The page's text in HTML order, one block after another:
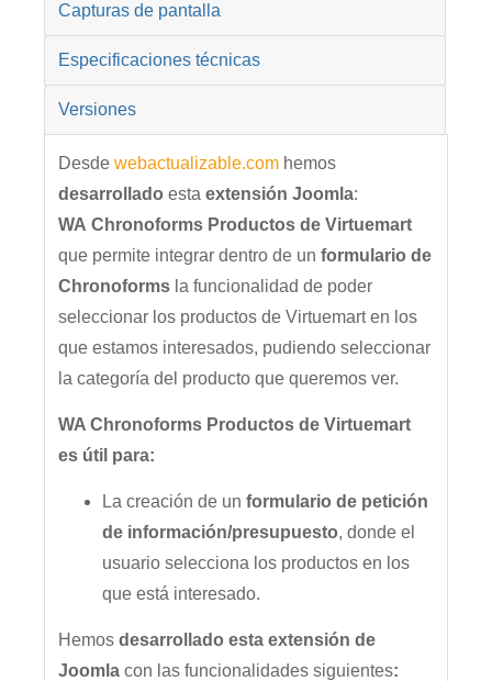
Capturas de pantalla
Especificaciones técnicas
Versiones
Desde webactualizable.com hemos
desarrollado esta extensión Joomla:
WA Chronoforms Productos de Virtuemart
que permite integrar dentro de un formulario de
Chronoforms la funcionalidad de poder
seleccionar los productos de Virtuemart en los
que estamos interesados, pudiendo seleccionar
la categoría del producto que queremos ver.
WA Chronoforms Productos de Virtuemart
es útil para:
La creación de un formulario de petición
de información/presupuesto, donde el
usuario selecciona los productos en los
que está interesado.
Hemos desarrollado esta extensión de
Joomla con las funcionalidades siguientes: